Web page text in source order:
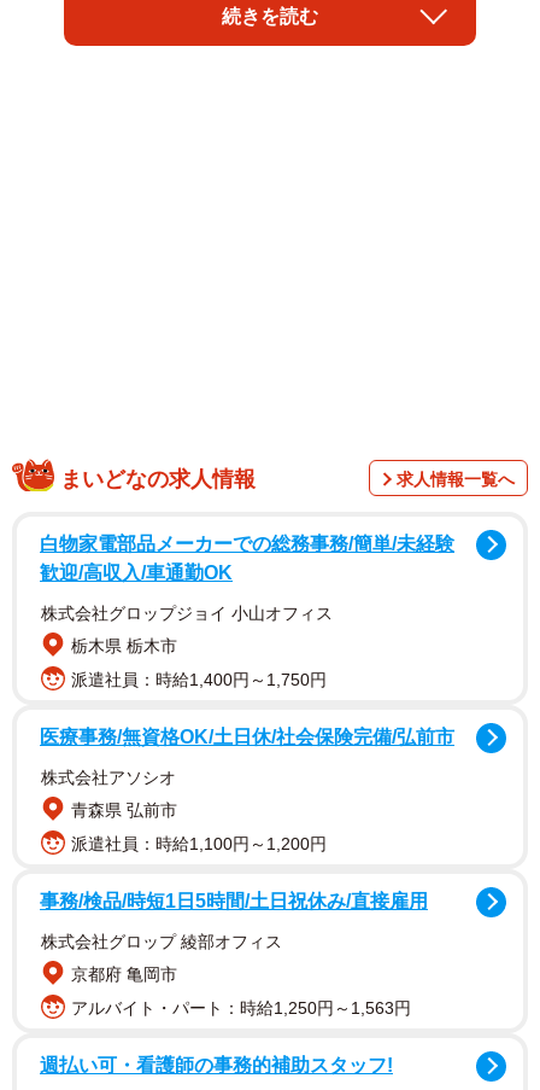
しかし、親子で頑張って私立中学校に入学したものの、学
35歳会社員の夫と32歳パート勤務のAさんも、子どもを私
立中学校に入学させたものの今後の学費に不安を抱える1人
です。FPの鳥居佳織さんに私立中学校にかかる教育費やラ
イフプランの重要性を聞きました。
私立中に合格したが…公立中に転校せざるを得な
い状況に
【Aさんの世帯詳細】
Aさん：32歳 パート勤務（年収120万）
夫：35歳 会社員（年収600万）
住宅：持ち家（ローン返済あり）
貯蓄：50万
【Aさんの相談内容】
長男の友人が中高一貫の私立中学校を受験すると聞き、長
続きを読む
まいどなの求人情報 求人情報一覧へ
白物家電部品メーカーでの総務事務/簡単/未経験
歓迎/高収入/車通勤OK
株式会社グロップジョイ 小山オフィス
栃木県 栃木市
派遣社員：時給1,400円～1,750円
医療事務/無資格OK/土日休/社会保険完備/弘前市
株式会社アソシオ
青森県 弘前市
派遣社員：時給1,100円～1,200円
事務/検品/時短1日5時間/土日祝休み/直接雇用
株式会社グロップ 綾部オフィス
京都府 亀岡市
アルバイト・パート：時給1,250円～1,563円
週払い可・看護師の事務的補助スタッフ!